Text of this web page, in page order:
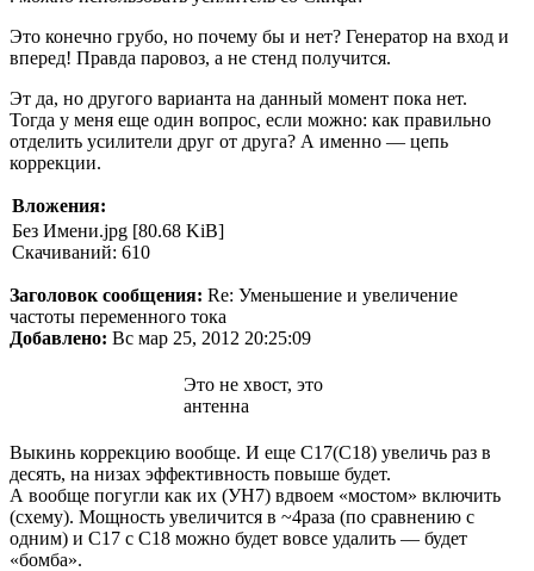
Это конечно грубо, но почему бы и нет? Генератор на вход и
вперед! Правда паровоз, а не стенд получится.
Эт да, но другого варианта на данный момент пока нет.
Тогда у меня еще один вопрос, если можно: как правильно
отделить усилители друг от друга? А именно — цепь
коррекции.
Вложения:
Без Имени.jpg [80.68 KiB]
Скачиваний: 610
Заголовок сообщения: Re: Уменьшение и увеличение
частоты переменного тока
Добавлено: Вс мар 25, 2012 20:25:09
Это не хвост, это
антенна
Выкинь коррекцию вообще. И еще С17(С18) увеличь раз в
десять, на низах эффективность повыше будет.
А вообще погугли как их (УН7) вдвоем «мостом» включить
(схему). Мощность увеличится в ~4раза (по сравнению с
одним) и С17 с С18 можно будет вовсе удалить — будет
«бомба».